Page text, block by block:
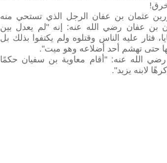
عثمان بن عفان الرجل الذي تستحي منه
بن عفان رضي الله عنه: إنه "لم يعدل بين
فثار عليه الناس وقتلوه ولم يكتفوا بذلك بل
حتى تهشم أحد أضلاعه وهو ميت".
الله عنه: "أقام معاوية بن سفيان حكمًا
لابنه يزيد".